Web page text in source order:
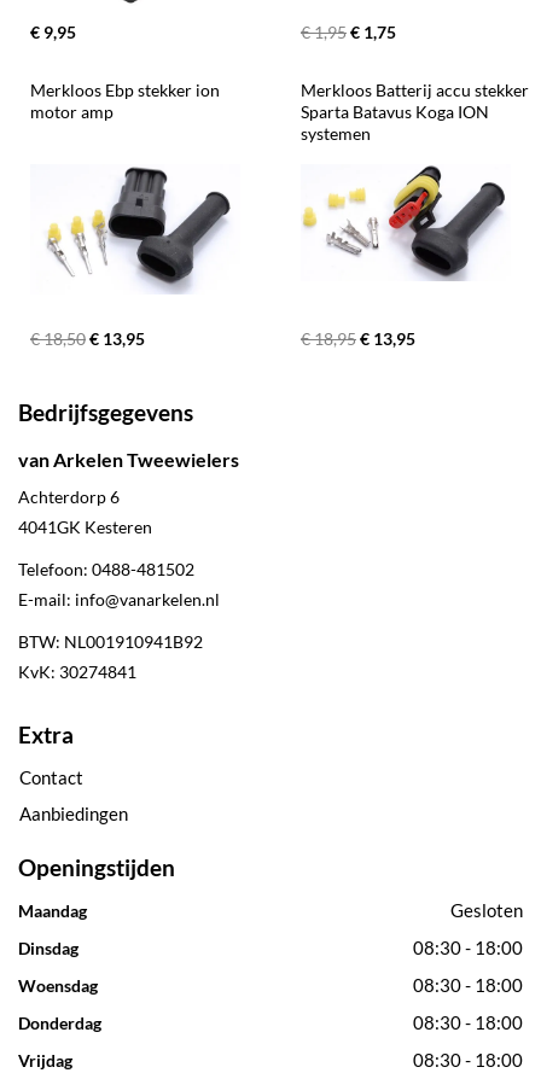
€ 9,95 € 1,95€ 1,75
Merkloos Ebp stekker ion
motor amp
€ 18,50€ 13,95
Merkloos Batterij accu stekker
Sparta Batavus Koga ION
systemen
€ 18,95€ 13,95
Bedrijfsgegevens
van Arkelen Tweewielers
Achterdorp 6
4041GK Kesteren
Telefoon: 0488-481502
E-mail: info@vanarkelen.nl
BTW: NL001910941B92
KvK: 30274841
Extra
Contact
Aanbiedingen
Openingstijden
Maandag Gesloten
Dinsdag 08:30 - 18:00
Woensdag 08:30 - 18:00
Donderdag 08:30 - 18:00
Vrijdag 08:30 - 18:00